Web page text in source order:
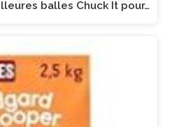
balles Chuck It pour…